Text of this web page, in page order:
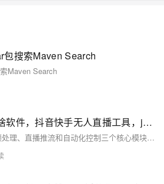
搜索Maven Search
Maven Search
手机无人直播手机用啥软件，抖音快手无人直播工具，jar代码分享
这个无人直播系统包含视频处理、直播推流和自动化控制三个核心模块。使用mvn package命